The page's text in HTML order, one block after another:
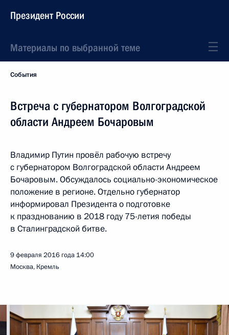
Президент России
Материалы по выбранной теме
События
Встреча с губернатором Волгоградской
области Андреем Бочаровым
Владимир Путин провёл рабочую встречу
с губернатором Волгоградской области Андреем
Бочаровым. Обсуждалось социально-экономическое
положение в регионе. Отдельно губернатор
информировал Президента о подготовке
к празднованию в 2018 году 75-летия победы
в Сталинградской битве.
9 февраля 2016 года 14:00
Москва, Кремль